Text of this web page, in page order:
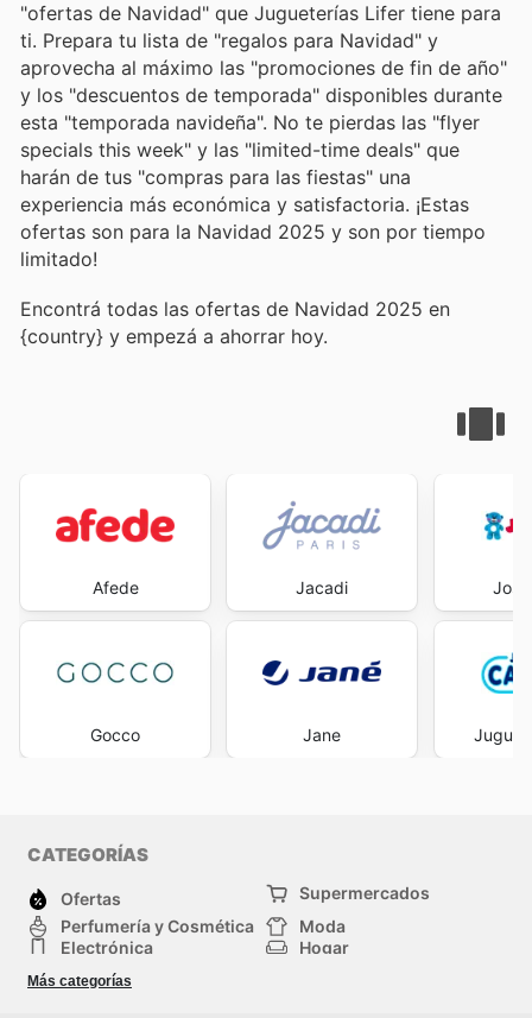
"ofertas de Navidad" que Jugueterías Lifer tiene para
ti. Prepara tu lista de "regalos para Navidad" y
aprovecha al máximo las "promociones de fin de año"
y los "descuentos de temporada" disponibles durante
esta "temporada navideña". No te pierdas las "flyer
specials this week" y las "limited-time deals" que
harán de tus "compras para las fiestas" una
experiencia más económica y satisfactoria. ¡Estas
ofertas son para la Navidad 2025 y son por tiempo
limitado!
Encontrá todas las ofertas de Navidad 2025 en
{country} y empezá a ahorrar hoy.
Afede
Gocco
Jacadi
Jane
CATEGORÍAS
Ofertas
Supermercados
Perfumería y Cosmética
Moda
Electrónica
Hogar
Deporte
Juguetes y bebés
Más categorías